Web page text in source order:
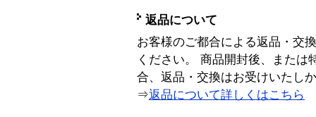
返品について
お客様のご都合による返品・交
ください。 商品開封後、または
合、返品・交換はお受けいたし
⇒返品について詳しくはこちら